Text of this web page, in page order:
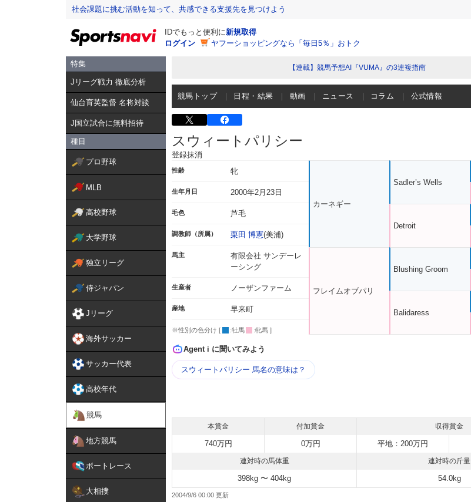
社会課題に挑む活動を知って、共感できる支援先を見つけよう
IDでもっと便利に新規取得
ログイン
ヤフーショッピングなら「毎日5％」おトク
特集
Jリーグ戦力 徹底分析
仙台育英監督 名将対談
J国立試合に無料招待
種目
プロ野球
MLB
高校野球
大学野球
独立リーグ
侍ジャパン
Jリーグ
海外サッカー
サッカー代表
高校年代
競馬
地方競馬
ボートレース
大相撲
【連載】競馬予想AI『VUMA』の3連複指南
競馬トップ 日程・結果 動画 ニュース コラム 公式情報
スウィートパリシー
登録抹消
性齢 牝
生年月日 2000年2月23日
毛色 芦毛
調教師（所属） 栗田 博憲(美浦)
馬主
有限会社 サンデーレ
ーシング
生産者 ノーザンファーム
産地 早来町
※性別の色分け [ :牡馬 :牝馬 ]
カーネギー
フレイムオブパリ
Sadler’s Wells
Detroit
Blushing Groom
Balidaress
Agent i に聞いてみよう
スウィートパリシー 馬名の意味は？
本賞金 付加賞金 収得賞金
740万円 0万円 平地：200万円
連対時の馬体重 連対時の斤量
398kg 〜 404kg 54.0kg
2004/9/6 00:00